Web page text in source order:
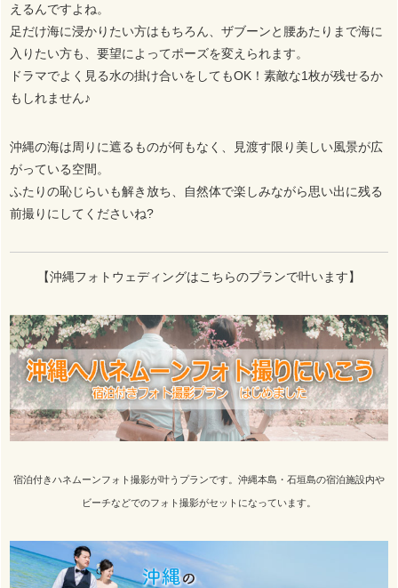
えるんですよね。
足だけ海に浸かりたい方はもちろん、ザブーンと腰あたりまで海に
入りたい方も、要望によってポーズを変えられます。
ドラマでよく見る水の掛け合いをしてもOK！素敵な1枚が残せるか
もしれません♪
沖縄の海は周りに遮るものが何もなく、見渡す限り美しい風景が広
がっている空間。
ふたりの恥じらいも解き放ち、自然体で楽しみながら思い出に残る
前撮りにしてくださいね?
【沖縄フォトウェディングはこちらのプランで叶います】
宿泊付きハネムーンフォト撮影が叶うプランです。沖縄本島・石垣島の宿泊施設内や
ビーチなどでのフォト撮影がセットになっています。